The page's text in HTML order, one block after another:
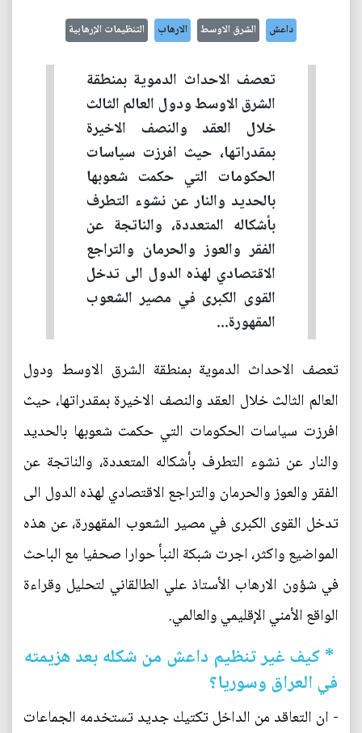
داعش الشرق الاوسط الارهاب التنظيمات الإرهابية
تعصف الاحداث الدموية بمنطقة
الشرق الاوسط ودول العالم الثالث
خلال العقد والنصف الاخيرة
بمقدراتها، حيث افرزت سياسات
الحكومات التي حكمت شعوبها
بالحديد والنار عن نشوء التطرف
بأشكاله المتعددة، والناتجة عن
الفقر والعوز والحرمان والتراجع
الاقتصادي لهذه الدول الى تدخل
القوى الكبرى في مصير الشعوب
المقهورة...
تعصف الاحداث الدموية بمنطقة الشرق الاوسط ودول
العالم الثالث خلال العقد والنصف الاخيرة بمقدراتها، حيث
افرزت سياسات الحكومات التي حكمت شعوبها بالحديد
والنار عن نشوء التطرف بأشكاله المتعددة، والناتجة عن
الفقر والعوز والحرمان والتراجع الاقتصادي لهذه الدول الى
تدخل القوى الكبرى في مصير الشعوب المقهورة، عن هذه
المواضيع واكثر، اجرت شبكة النبأ حوارا صحفيا مع الباحث
في شؤون الارهاب الأستاذ علي الطالقاني لتحليل وقراءة
الواقع الأمني الإقليمي والعالمي.
* كيف غير تنظيم داعش من شكله بعد هزيمته
في العراق وسوريا؟
- ان التعاقد من الداخل تكتيك جديد تستخدمه الجماعات